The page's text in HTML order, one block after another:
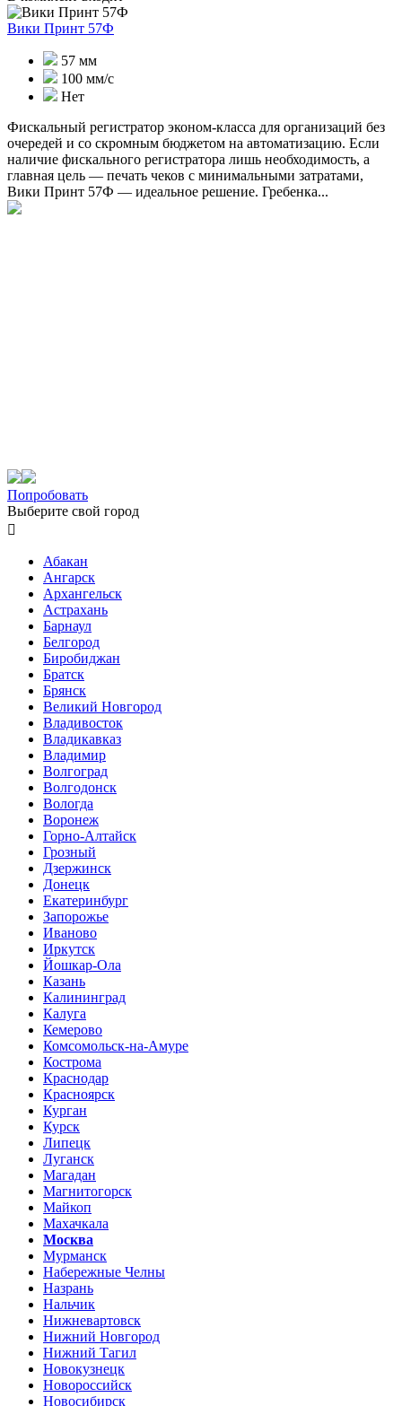
Вики Принт 57Ф
57 мм
100 мм/с
Нет
Фискальный регистратор эконом-класса для организаций без
очередей и со скромным бюджетом на автоматизацию. Если
наличие фискального регистратора лишь необходимость, а
главная цель — печать чеков с минимальными затратами,
Вики Принт 57Ф — идеальное решение. Гребенка...
Попробовать
Выберите свой город

Абакан
Ангарск
Архангельск
Астрахань
Барнаул
Белгород
Биробиджан
Братск
Брянск
Великий Новгород
Владивосток
Владикавказ
Владимир
Волгоград
Волгодонск
Вологда
Воронеж
Горно-Алтайск
Грозный
Дзержинск
Донецк
Екатеринбург
Запорожье
Иваново
Иркутск
Йошкар-Ола
Казань
Калининград
Калуга
Кемерово
Комсомольск-на-Амуре
Кострома
Краснодар
Красноярск
Курган
Курск
Липецк
Луганск
Магадан
Магнитогорск
Майкоп
Махачкала
Москва
Мурманск
Набережные Челны
Назрань
Нальчик
Нижневартовск
Нижний Новгород
Нижний Тагил
Новокузнецк
Новороссийск
Новосибирск